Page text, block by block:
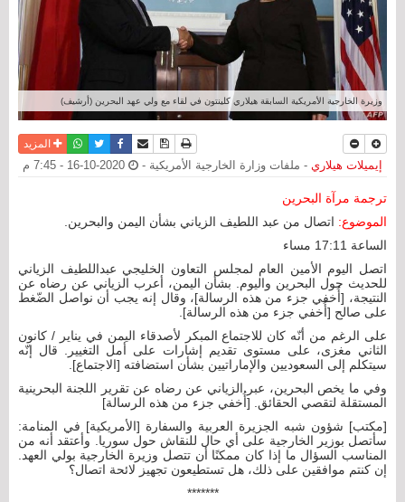
وزيرة الخارجية الأمريكية السابقة هيلاري كلينتون في لقاء مع ولي عهد البحرين (أرشيف)
نسخة للطباعة
حفظ الموضوع
أرسل الى صديق
فيسبوكتويترواتسابالمزيد
إيميلات هيلاري - ملفات وزارة الخارجية الأمريكية -
ترجمة مرآة البحرين
الموضوع: اتصال من عبد اللطيف الزياني بشأن اليمن والبحرين.
الساعة 17:11 مساء
اتصل اليوم الأمين العام لمجلس التعاون الخليجي عبداللطيف الزياني
للحديث حول البحرين واليوم. بشأن اليمن، أعرب الزياني عن رضاه عن
النتيجة، [أُخفي جزء من هذه الرسالة]، وقال إنه يجب أن نواصل الضّغط
على صالح [أُخفي جزء من هذه الرسالة].
على الرغم من أنّه كان للاجتماع المبكر لأصدقاء اليمن في يناير / كانون
الثاني مغزى، على مستوى تقديم إشارات على أمل التغيير. قال إنّه
سيتكلم إلى السعوديين والإماراتيين بشأن استضافته [الاجتماع].
وفي ما يخص البحرين، عبر الزياني عن رضاه عن تقرير اللجنة البحرينية
المستقلة لتقصي الحقائق. [أُخفي جزء من هذه الرسالة]
[مكتب] شؤون شبه الجزيرة العربية والسفارة [الأمريكية] في المنامة:
سأتصل بوزير الخارجية على أي حال للنقاش حول سوريا. وأعتقد أنه من
المناسب السؤال ما إذا كان ممكنًا أن تتصل وزيرة الخارجية بولي العهد.
إن كنتم موافقين على ذلك، هل تستطيعون تجهيز لائحة اتصال؟
*******